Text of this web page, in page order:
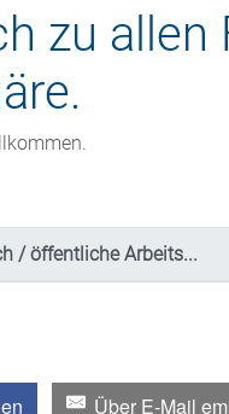
zu allen
/ öffentliche Arbeits...
Über E-Mail